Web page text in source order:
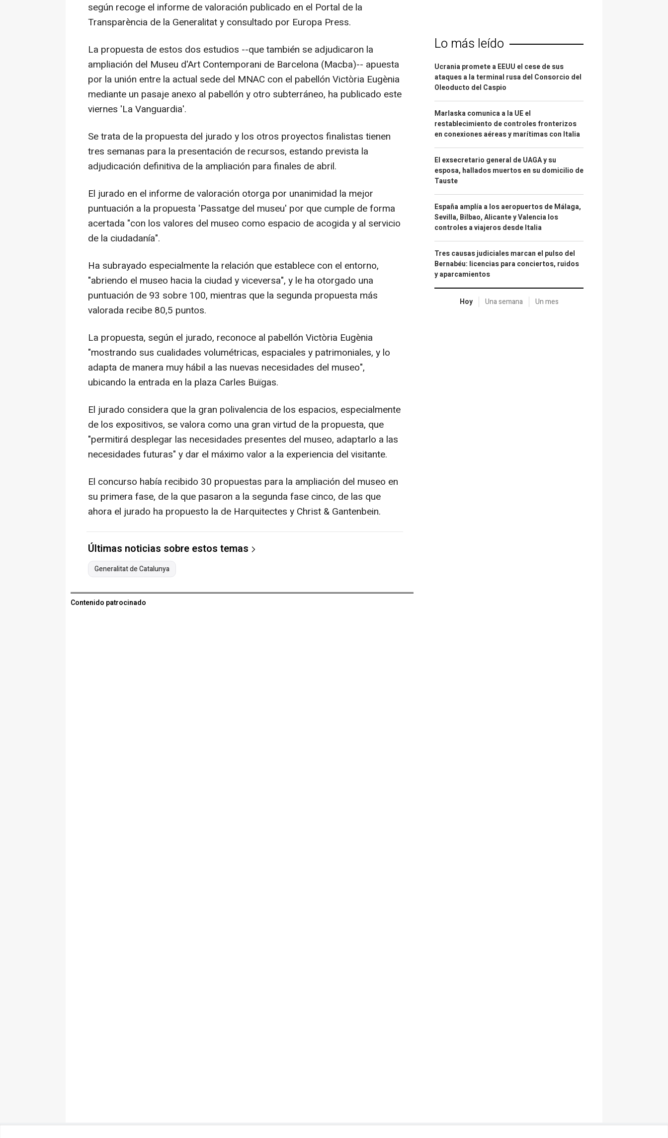
según recoge el informe de valoración publicado en el Portal de la
Transparència de la Generalitat y consultado por Europa Press.
La propuesta de estos dos estudios --que también se adjudicaron la
ampliación del Museu d'Art Contemporani de Barcelona (Macba)-- apuesta
por la unión entre la actual sede del MNAC con el pabellón Victòria Eugènia
mediante un pasaje anexo al pabellón y otro subterráneo, ha publicado este
viernes 'La Vanguardia'.
Se trata de la propuesta del jurado y los otros proyectos finalistas tienen
tres semanas para la presentación de recursos, estando prevista la
adjudicación definitiva de la ampliación para finales de abril.
El jurado en el informe de valoración otorga por unanimidad la mejor
puntuación a la propuesta 'Passatge del museu' por que cumple de forma
acertada "con los valores del museo como espacio de acogida y al servicio
de la ciudadanía".
Ha subrayado especialmente la relación que establece con el entorno,
"abriendo el museo hacia la ciudad y viceversa", y le ha otorgado una
puntuación de 93 sobre 100, mientras que la segunda propuesta más
valorada recibe 80,5 puntos.
La propuesta, según el jurado, reconoce al pabellón Victòria Eugènia
"mostrando sus cualidades volumétricas, espaciales y patrimoniales, y lo
adapta de manera muy hábil a las nuevas necesidades del museo",
ubicando la entrada en la plaza Carles Buïgas.
El jurado considera que la gran polivalencia de los espacios, especialmente
de los expositivos, se valora como una gran virtud de la propuesta, que
"permitirá desplegar las necesidades presentes del museo, adaptarlo a las
necesidades futuras" y dar el máximo valor a la experiencia del visitante.
El concurso había recibido 30 propuestas para la ampliación del museo en
su primera fase, de la que pasaron a la segunda fase cinco, de las que
ahora el jurado ha propuesto la de Harquitectes y Christ & Gantenbein.
Últimas noticias sobre estos temas
Generalitat de Catalunya
Contenido patrocinado
Lo más leído
Ucrania promete a EEUU el cese de sus
ataques a la terminal rusa del Consorcio del
Oleoducto del Caspio
Marlaska comunica a la UE el
restablecimiento de controles fronterizos
en conexiones aéreas y marítimas con Italia
El exsecretario general de UAGA y su
esposa, hallados muertos en su domicilio de
Tauste
España amplía a los aeropuertos de Málaga,
Sevilla, Bilbao, Alicante y Valencia los
controles a viajeros desde Italia
Tres causas judiciales marcan el pulso del
Bernabéu: licencias para conciertos, ruidos
y aparcamientos
Hoy Una semana Un mes